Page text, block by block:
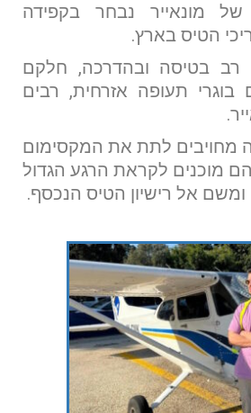
של מונאייר נבחר בקפידה
הטיס בארץ.
רב בטיסה ובהדרכה, חלקם
בוגרי תעופה אזרחית, רבים
מחויבים לתת את המקסימום
מוכנים לקראת הרגע הגדול
אל רישיון הטיס הנכסף.